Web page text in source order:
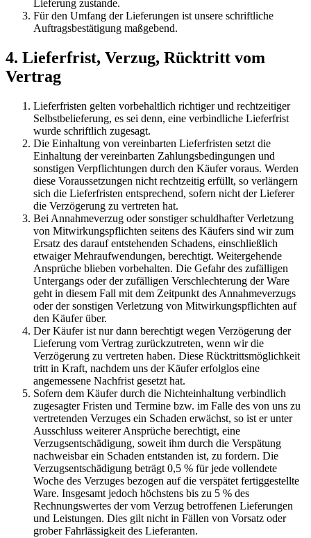
Lieferung zustande.
Für den Umfang der Lieferungen ist unsere schriftliche
Auftragsbestätigung maßgebend.
4. Lieferfrist, Verzug, Rücktritt vom
Vertrag
Lieferfristen gelten vorbehaltlich richtiger und rechtzeitiger
Selbstbelieferung, es sei denn, eine verbindliche Lieferfrist
wurde schriftlich zugesagt.
Die Einhaltung von vereinbarten Lieferfristen setzt die
Einhaltung der vereinbarten Zahlungsbedingungen und
sonstigen Verpflichtungen durch den Käufer voraus. Werden
diese Voraussetzungen nicht rechtzeitig erfüllt, so verlängern
sich die Lieferfristen entsprechend, sofern nicht der Lieferer
die Verzögerung zu vertreten hat.
Bei Annahmeverzug oder sonstiger schuldhafter Verletzung
von Mitwirkungspflichten seitens des Käufers sind wir zum
Ersatz des darauf entstehenden Schadens, einschließlich
etwaiger Mehraufwendungen, berechtigt. Weitergehende
Ansprüche blieben vorbehalten. Die Gefahr des zufälligen
Untergangs oder der zufälligen Verschlechterung der Ware
geht in diesem Fall mit dem Zeitpunkt des Annahmeverzugs
oder der sonstigen Verletzung von Mitwirkungspflichten auf
den Käufer über.
Der Käufer ist nur dann berechtigt wegen Verzögerung der
Lieferung vom Vertrag zurückzutreten, wenn wir die
Verzögerung zu vertreten haben. Diese Rücktrittsmöglichkeit
tritt in Kraft, nachdem uns der Käufer erfolglos eine
angemessene Nachfrist gesetzt hat.
Sofern dem Käufer durch die Nichteinhaltung verbindlich
zugesagter Fristen und Termine bzw. im Falle des von uns zu
vertretenden Verzuges ein Schaden erwächst, so ist er unter
Ausschluss weiterer Ansprüche berechtigt, eine
Verzugsentschädigung, soweit ihm durch die Verspätung
nachweisbar ein Schaden entstanden ist, zu fordern. Die
Verzugsentschädigung beträgt 0,5 % für jede vollendete
Woche des Verzuges bezogen auf die verspätet fertiggestellte
Ware. Insgesamt jedoch höchstens bis zu 5 % des
Rechnungswertes der vom Verzug betroffenen Lieferungen
und Leistungen. Dies gilt nicht in Fällen von Vorsatz oder
grober Fahrlässigkeit des Lieferanten.